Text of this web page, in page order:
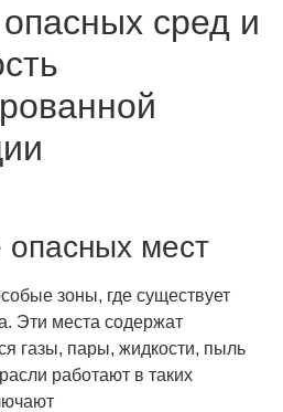
сред и
мест
зоны, где существует
Эти места содержат
газы, пары, жидкости, пыль
работают в таких